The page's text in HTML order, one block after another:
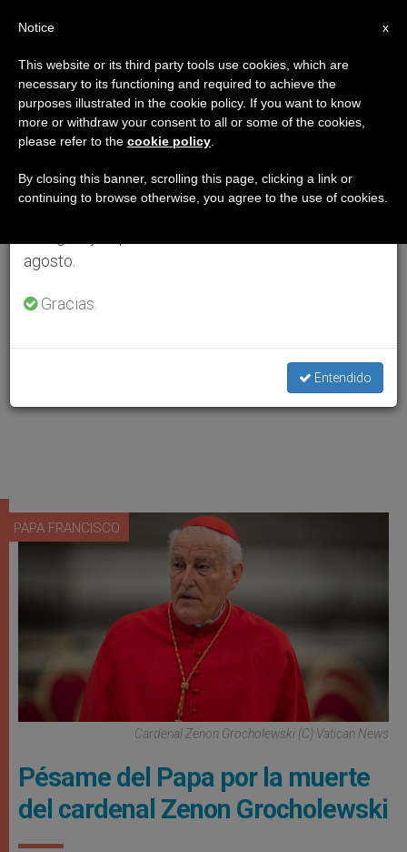
PAPA FRANCISCO
Cardenal Zenon Grocholewski (C) Vatican News
Pésame del Papa por la muerte
del cardenal Zenon Grocholewski
×
Aviso importante
Del 27 de julio al 7 de agosto haremos la pausa
anual, aprovechando que en el periodo de verano
se generan menos informaciones y también el
agosto.
Gracias.
Entendido
x
Notice
This website or its third party tools use cookies, which are
necessary to its functioning and required to achieve the
purposes illustrated in the cookie policy. If you want to know
more or withdraw your consent to all or some of the cookies,
please refer to the cookie policy
By closing this banner, scrolling this page, clicking a link or
continuing to browse otherwise, you agree to the use of cookies.